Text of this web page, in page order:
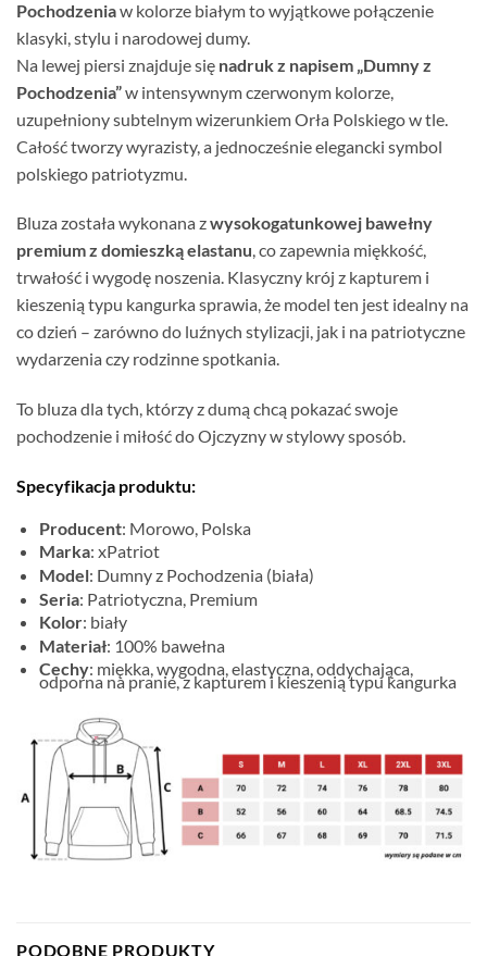
Pochodzeniaw kolorze białym to wyjątkowe połączenie
klasyki, stylu i narodowej dumy.
Na lewej piersi znajduje się nadruk z napisem „Dumny z
Pochodzenia”w intensywnym czerwonym kolorze,
uzupełniony subtelnym wizerunkiem Orła Polskiego w tle.
Całość tworzy wyrazisty, a jednocześnie elegancki symbol
polskiego patriotyzmu.
Bluza została wykonana zwysokogatunkowej bawełny
premium z domieszką elastanu, co zapewnia miękkość,
trwałość i wygodę noszenia. Klasyczny krój z kapturem i
kieszenią typu kangurka sprawia, że model ten jest idealny na
co dzień – zarówno do luźnych stylizacji, jak i na patriotyczne
wydarzenia czy rodzinne spotkania.
To bluza dla tych, którzy z dumą chcą pokazać swoje
pochodzenie i miłość do Ojczyzny w stylowy sposób.
Specyfikacja produktu:
Producent: Morowo, Polska
Marka: xPatriot
Model: Dumny z Pochodzenia (biała)
Seria: Patriotyczna, Premium
Kolor: biały
Materiał: 100% bawełna
Cechy: miękka, wygodna, elastyczna, oddychająca,
odporna na pranie, z kapturem i kieszenią typu kangurka
PODOBNE PRODUKTY